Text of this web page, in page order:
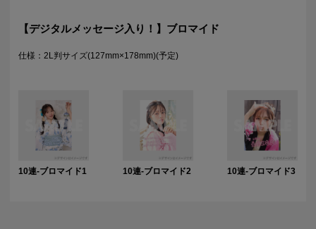
【デジタルメッセージ入り！】ブロマイド
仕様：2L判サイズ(127mm×178mm)(予定)
10連-ブロマイド1 10連-ブロマイド2 10連-ブロマイド3